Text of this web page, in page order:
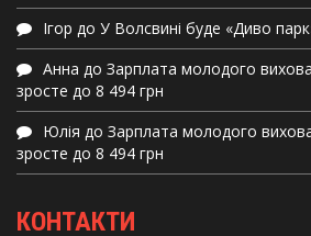
Ігор до У Волсвині буде «Диво
Анна до Зарплата молодого
зросте до 8 494 грн
Юлія до Зарплата молодого
зросте до 8 494 грн
КОНТАКТИ